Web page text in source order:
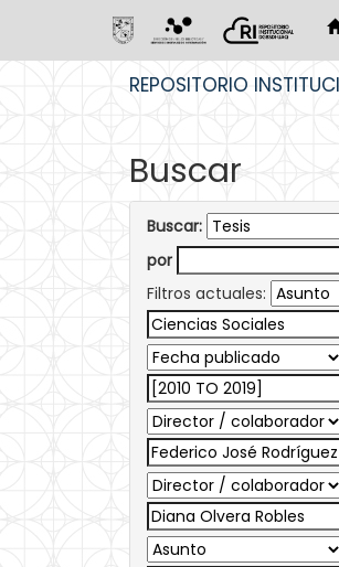
REPOSITORIO
Buscar
Buscar:
por
Filtros actuales: